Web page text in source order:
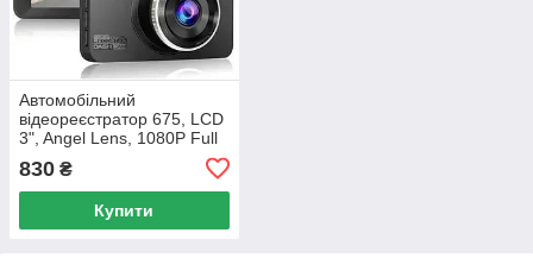
Автомобільний
відеореєстратор 675, LCD
3", Angel Lens, 1080P Full
830 ₴
Купити